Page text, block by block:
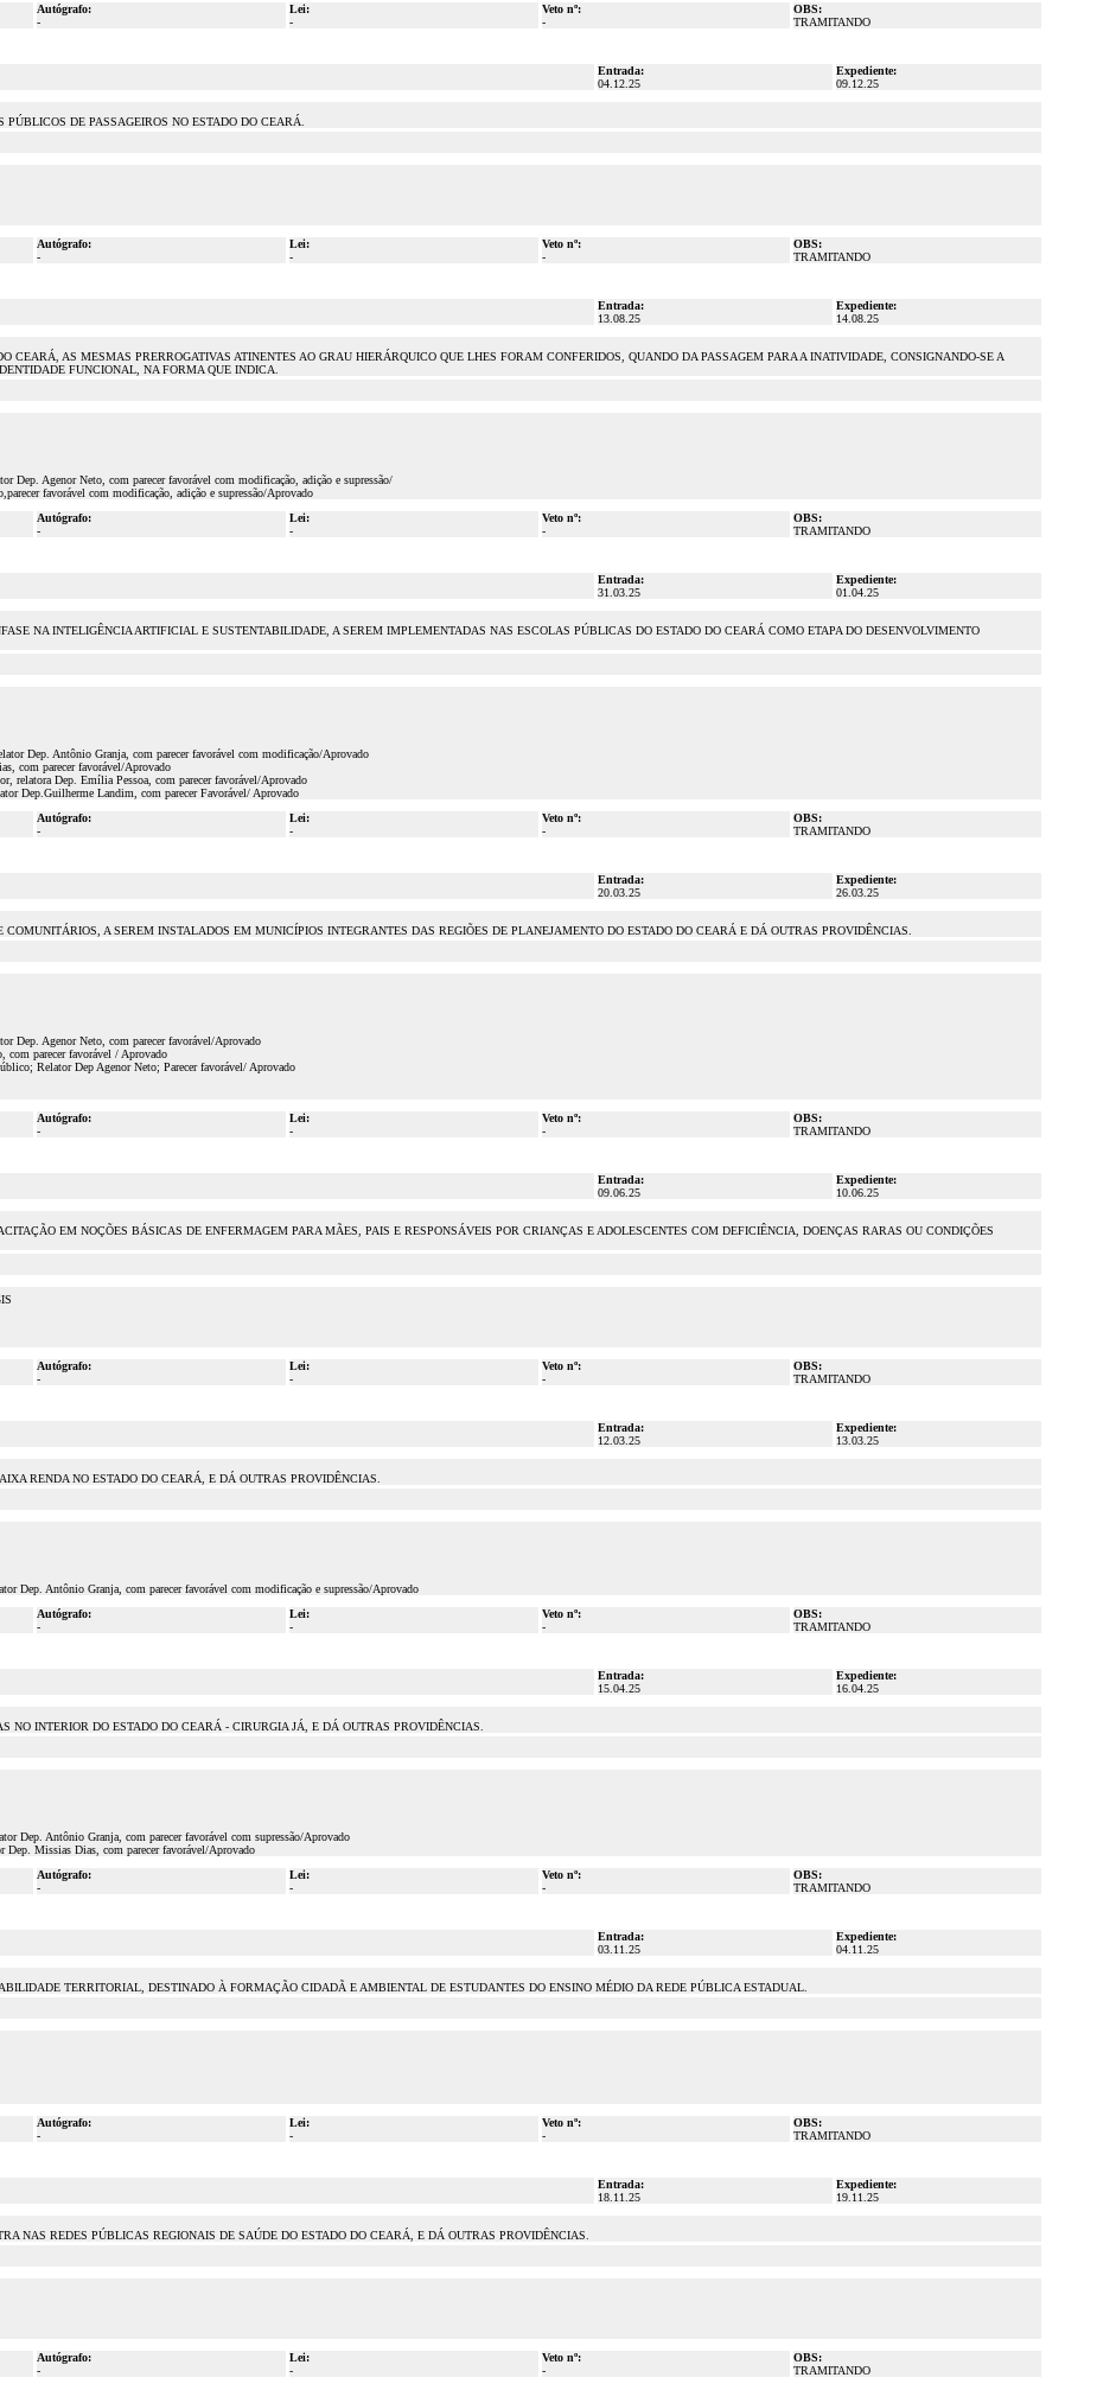
Autógrafo:
-
Lei:
-
Veto nº:
-
OBS:
TRAMITANDO
Entrada:
04.12.25
Expediente:
09.12.25
DE PASSAGEIROS NO ESTADO DO CEARÁ.
Autógrafo:
-
Lei:
-
Veto nº:
-
OBS:
TRAMITANDO
Entrada:
13.08.25
Expediente:
14.08.25
CEARÁ, AS MESMAS PRERROGATIVAS ATINENTES AO GRAU HIERÁRQUICO QUE LHES FORAM CONFERIDOS, QUANDO DA PASSAGEM PARA A INATIVIDADE, CONSIGNANDO-SE A
FUNCIONAL, NA FORMA QUE INDICA.
Dep. Agenor Neto, com parecer favorável com modificação, adição e supressão/
favorável com modificação, adição e supressão/Aprovado
Autógrafo:
-
Lei:
-
Veto nº:
-
OBS:
TRAMITANDO
Entrada:
31.03.25
Expediente:
01.04.25
NA INTELIGÊNCIA ARTIFICIAL E SUSTENTABILIDADE, A SEREM IMPLEMENTADAS NAS ESCOLAS PÚBLICAS DO ESTADO DO CEARÁ COMO ETAPA DO DESENVOLVIMENTO
Dep. Antônio Granja, com parecer favorável com modificação/Aprovado
com parecer favorável/Aprovado
relatora Dep. Emília Pessoa, com parecer favorável/Aprovado
Dep.Guilherme Landim, com parecer Favorável/ Aprovado
Autógrafo:
-
Lei:
-
Veto nº:
-
OBS:
TRAMITANDO
Entrada:
20.03.25
Expediente:
26.03.25
A SEREM INSTALADOS EM MUNICÍPIOS INTEGRANTES DAS REGIÕES DE PLANEJAMENTO DO ESTADO DO CEARÁ E DÁ OUTRAS PROVIDÊNCIAS.
Dep. Agenor Neto, com parecer favorável/Aprovado
com parecer favorável / Aprovado
Relator Dep Agenor Neto; Parecer favorável/ Aprovado
Autógrafo:
-
Lei:
-
Veto nº:
-
OBS:
TRAMITANDO
Entrada:
09.06.25
Expediente:
10.06.25
EM NOÇÕES BÁSICAS DE ENFERMAGEM PARA MÃES, PAIS E RESPONSÁVEIS POR CRIANÇAS E ADOLESCENTES COM DEFICIÊNCIA, DOENÇAS RARAS OU CONDIÇÕES
Autógrafo:
-
Lei:
-
Veto nº:
-
OBS:
TRAMITANDO
Entrada:
12.03.25
Expediente:
13.03.25
RENDA NO ESTADO DO CEARÁ, E DÁ OUTRAS PROVIDÊNCIAS.
Dep. Antônio Granja, com parecer favorável com modificação e supressão/Aprovado
Autógrafo:
-
Lei:
-
Veto nº:
-
OBS:
TRAMITANDO
Entrada:
15.04.25
Expediente:
16.04.25
INTERIOR DO ESTADO DO CEARÁ - CIRURGIA JÁ, E DÁ OUTRAS PROVIDÊNCIAS.
Dep. Antônio Granja, com parecer favorável com supressão/Aprovado
Dep. Missias Dias, com parecer favorável/Aprovado
Autógrafo:
-
Lei:
-
Veto nº:
-
OBS:
TRAMITANDO
Entrada:
03.11.25
Expediente:
04.11.25
TERRITORIAL, DESTINADO À FORMAÇÃO CIDADÃ E AMBIENTAL DE ESTUDANTES DO ENSINO MÉDIO DA REDE PÚBLICA ESTADUAL.
Autógrafo:
-
Lei:
-
Veto nº:
-
OBS:
TRAMITANDO
Entrada:
18.11.25
Expediente:
19.11.25
NAS REDES PÚBLICAS REGIONAIS DE SAÚDE DO ESTADO DO CEARÁ, E DÁ OUTRAS PROVIDÊNCIAS.
Autógrafo:
-
Lei:
-
Veto nº:
-
OBS:
TRAMITANDO